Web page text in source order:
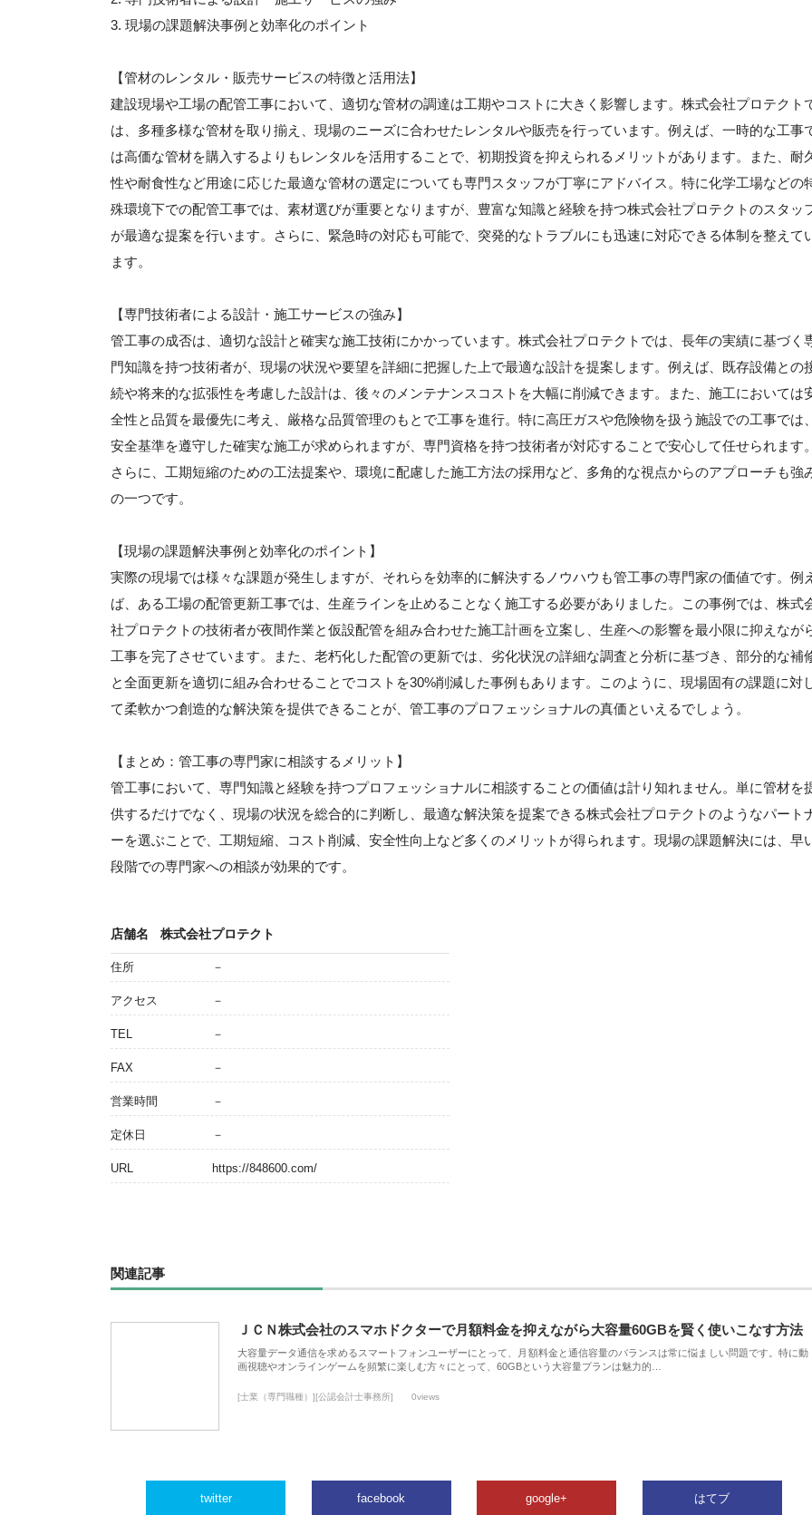
3. 現場の課題解決事例と効率化のポイント
【管材のレンタル・販売サービスの特徴と活用法】
建設現場や工場の配管工事において、適切な管材の調達は工期やコストに大きく影響します。株式会社プロテクト
は、多種多様な管材を取り揃え、現場のニーズに合わせたレンタルや販売を行っています。例えば、一時的な工事
は高価な管材を購入するよりもレンタルを活用することで、初期投資を抑えられるメリットがあります。また、耐
性や耐食性など用途に応じた最適な管材の選定についても専門スタッフが丁寧にアドバイス。特に化学工場などの
殊環境下での配管工事では、素材選びが重要となりますが、豊富な知識と経験を持つ株式会社プロテクトのスタッ
が最適な提案を行います。さらに、緊急時の対応も可能で、突発的なトラブルにも迅速に対応できる体制を整えて
ます。
【専門技術者による設計・施工サービスの強み】
管工事の成否は、適切な設計と確実な施工技術にかかっています。株式会社プロテクトでは、長年の実績に基づく
門知識を持つ技術者が、現場の状況や要望を詳細に把握した上で最適な設計を提案します。例えば、既存設備との
続や将来的な拡張性を考慮した設計は、後々のメンテナンスコストを大幅に削減できます。また、施工においては
全性と品質を最優先に考え、厳格な品質管理のもとで工事を進行。特に高圧ガスや危険物を扱う施設での工事では、
安全基準を遵守した確実な施工が求められますが、専門資格を持つ技術者が対応することで安心して任せられます。
さらに、工期短縮のための工法提案や、環境に配慮した施工方法の採用など、多角的な視点からのアプローチも強
の一つです。
【現場の課題解決事例と効率化のポイント】
実際の現場では様々な課題が発生しますが、それらを効率的に解決するノウハウも管工事の専門家の価値です。例え
ば、ある工場の配管更新工事では、生産ラインを止めることなく施工する必要がありました。この事例では、株式
社プロテクトの技術者が夜間作業と仮設配管を組み合わせた施工計画を立案し、生産への影響を最小限に抑えなが
工事を完了させています。また、老朽化した配管の更新では、劣化状況の詳細な調査と分析に基づき、部分的な補
と全面更新を適切に組み合わせることでコストを30%削減した事例もあります。このように、現場固有の課題に対
て柔軟かつ創造的な解決策を提供できることが、管工事のプロフェッショナルの真価といえるでしょう。
【まとめ：管工事の専門家に相談するメリット】
管工事において、専門知識と経験を持つプロフェッショナルに相談することの価値は計り知れません。単に管材を
供するだけでなく、現場の状況を総合的に判断し、最適な解決策を提案できる株式会社プロテクトのようなパート
ーを選ぶことで、工期短縮、コスト削減、安全性向上など多くのメリットが得られます。現場の課題解決には、早
段階での専門家への相談が効果的です。
店舗名 株式会社プロテクト
住所 －
アクセス －
TEL －
FAX －
営業時間 －
定休日 －
URL https://848600.com/
関連記事
ＪＣＮ株式会社のスマホドクターで月額料金を抑えながら大容量60GBを賢く使いこなす方法
大容量データ通信を求めるスマートフォンユーザーにとって、月額料金と通信容量のバランスは常に悩ましい問題です。特に動
画視聴やオンラインゲームを頻繁に楽しむ方々にとって、60GBという大容量プランは魅力的…
[士業（専門職種）][公認会計士事務所] 0views
twitter facebook google+ はてブ